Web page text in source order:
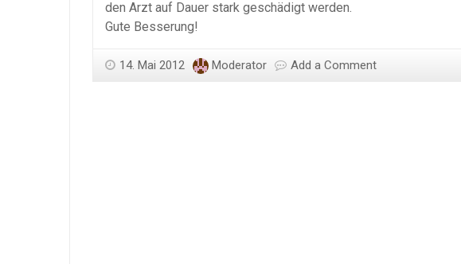
den Arzt auf Dauer stark geschädigt werden.
Gute Besserung!
14. Mai 2012 Moderator Add a Comment